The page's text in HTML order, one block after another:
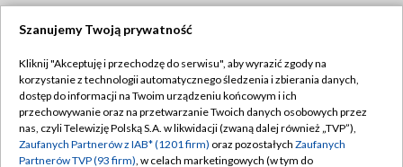
TVP
Abonament TVP
Emisja w TVP
Regulamin TVP
Polityka prywatności
Szanujemy Twoją prywatność
Kliknij "Akceptuję i przechodzę do serwisu", aby wyrazić zgody na
korzystanie z technologii automatycznego śledzenia i zbierania danych,
dostęp do informacji na Twoim urządzeniu końcowym i ich
przechowywanie oraz na przetwarzanie Twoich danych osobowych przez
nas, czyli Telewizję Polską S.A. w likwidacji (zwaną dalej również „TVP”),
Zaufanych Partnerów z IAB* (1201 firm) oraz pozostałych Zaufanych
Partnerów TVP (93 firm), w celach marketingowych (w tym do